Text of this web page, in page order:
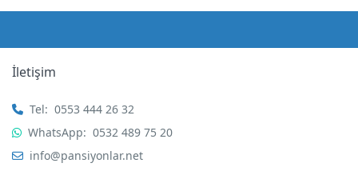
İletişim
Tel: 0553 444 26 32
WhatsApp: 0532 489 75 20
info@pansiyonlar.net